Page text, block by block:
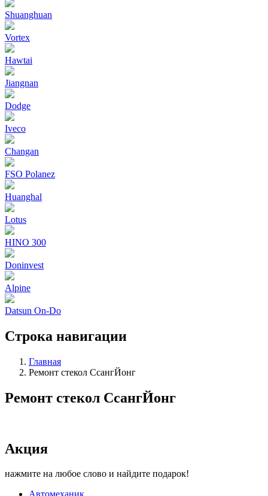
Shuanghuan
Vortex
Hawtai
Jiangnan
Dodge
Iveco
Changan
FSO Polanez
Huanghal
Lotus
HINO 300
Doninvest
Alpine
Datsun On-Do
Строка навигации
Главная
Ремонт стекол СсангЙонг
Ремонт стекол СсангЙонг
Акция
нажмите на любое слово и найдите подарок!